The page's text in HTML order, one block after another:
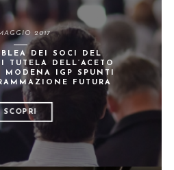
2017
DEI SOCI DEL
TUTELA DELL’ACETO
MODENA IGP SPUNTI
FUTURA
SCOPRI